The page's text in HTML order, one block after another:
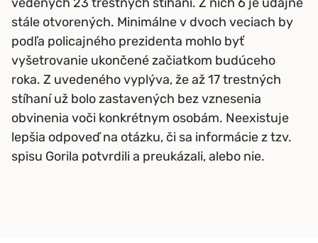
stále otvorených. Minimálne v dvoch veciach by
podľa policajného prezidenta mohlo byť
vyšetrovanie ukončené začiatkom budúceho
roka. Z uvedeného vyplýva, že až 17 trestných
stíhaní už bolo zastavených bez vznesenia
obvinenia voči konkrétnym osobám. Neexistuje
lepšia odpoveď na otázku, či sa informácie z tzv.
spisu Gorila potvrdili a preukázali, alebo nie.